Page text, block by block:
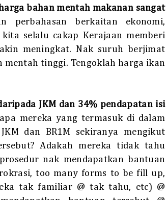
bahan mentah makanan sangat
perbahasan berkaitan ekonomi,
selalu cakap Kerajaan memberi
meningkat. Nak suruh berjimat
tinggi. Tengoklah harga ikan
JKM dan 34% pendapatan isi
mereka yang termasuk di dalam
dan BR1M sekiranya mengikut
Adakah mereka tidak tahu
nak mendapatkan bantuan
too many forms to be fill up,
tak familiar @ tak tahu, etc) @